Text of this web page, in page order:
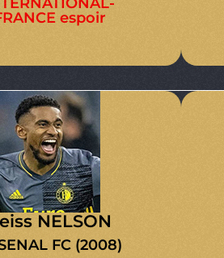
espoir
NELSON
FC (2008)